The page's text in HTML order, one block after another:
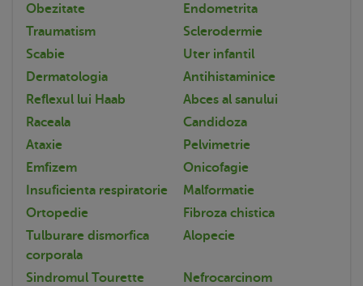
Obezitate
Endometrita
Traumatism
Sclerodermie
Scabie
Uter infantil
Dermatologia
Antihistaminice
Reflexul lui Haab
Abces al sanului
Raceala
Candidoza
Ataxie
Pelvimetrie
Emfizem
Onicofagie
Insuficienta respiratorie
Malformatie
Ortopedie
Fibroza chistica
Tulburare dismorfica
corporala
Alopecie
Sindromul Tourette
Nefrocarcinom